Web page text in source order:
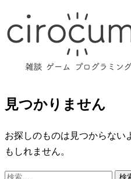
ン
へ
ス
キ
ッ
見つかりません
お探しのものは見つからない
もしれません。
検